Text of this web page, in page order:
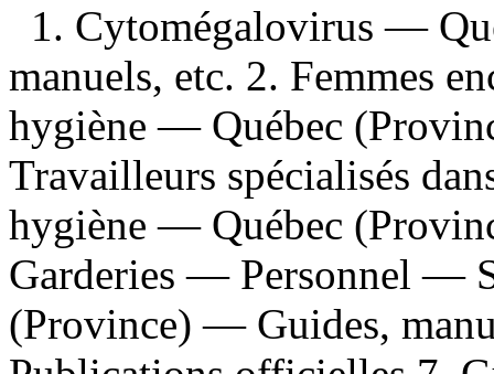
1. Cytomégalovirus —
manuels, etc. 2. Femmes
hygiène — Québec
Travailleurs spécialisés
hygiène — Québec
Garderies — Personnel —
(Province) — Guides,